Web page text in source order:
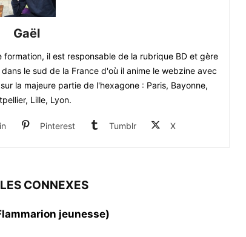
Gaël
il est responsable de la rubrique BD et gère
le sud de la France d'où il anime le webzine avec
la majeure partie de l'hexagone : Paris, Bayonne,
Lille, Lyon.
Pinterest Tumblr X
CONNEXES
jeunesse)